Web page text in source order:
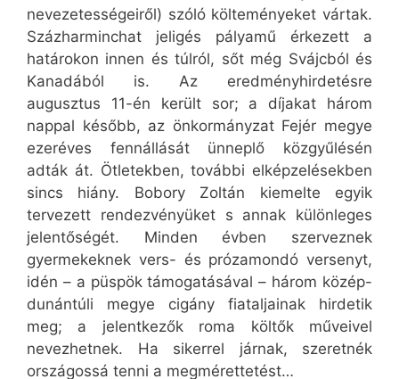
nevezetességeiről) szóló költeményeket vártak.
Százharminchat jeligés pályamű érkezett a
határokon innen és túlról, sőt még Svájcból és
Kanadából is. Az eredményhirdetésre
augusztus 11-én került sor; a díjakat három
nappal később, az önkormányzat Fejér megye
ezeréves fennállását ünneplő közgyűlésén
adták át. Ötletekben, további elképzelésekben
sincs hiány. Bobory Zoltán kiemelte egyik
tervezett rendezvényüket s annak különleges
jelentőségét. Minden évben szerveznek
gyermekeknek vers- és prózamondó versenyt,
idén – a püspök támogatásával – három közép-
dunántúli megye cigány fiataljainak hirdetik
meg; a jelentkezők roma költők műveivel
nevezhetnek. Ha sikerrel járnak, szeretnék
országossá tenni a megmérettetést…